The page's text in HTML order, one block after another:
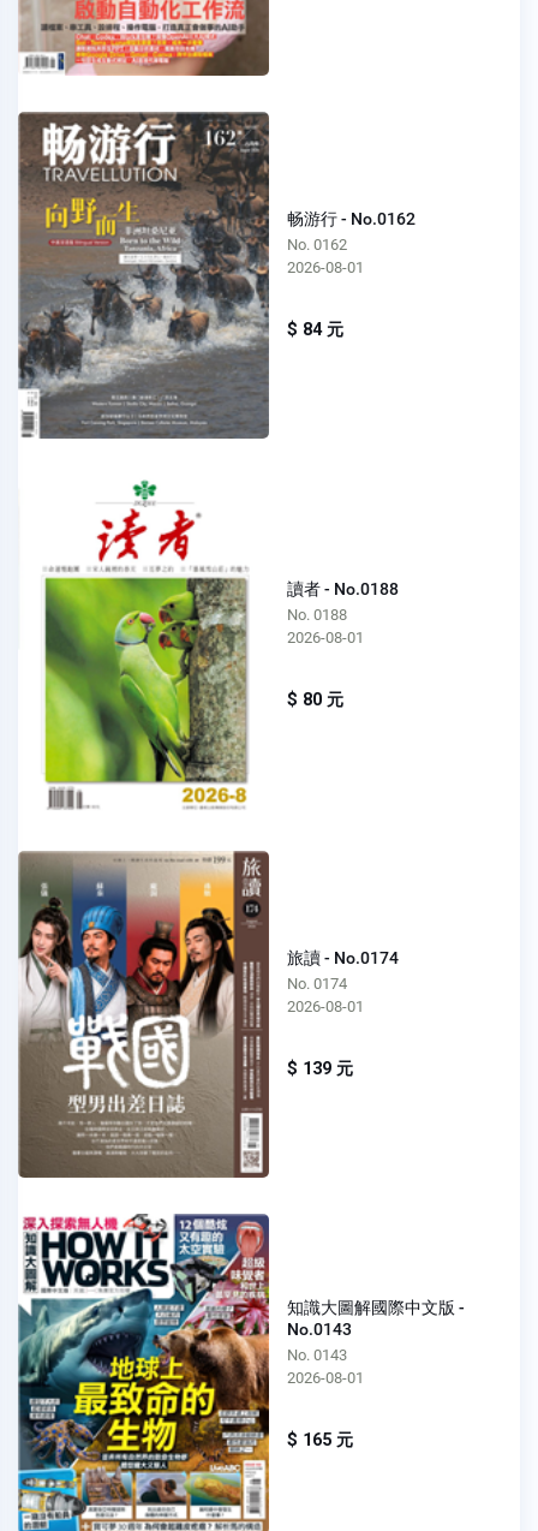
畅游行 - No.0162
No. 0162
2026-08-01
$ 84 元
讀者 - No.0188
No. 0188
2026-08-01
$ 80 元
旅讀 - No.0174
No. 0174
2026-08-01
$ 139 元
知識大圖解國際中文版 -
No.0143
No. 0143
2026-08-01
$ 165 元